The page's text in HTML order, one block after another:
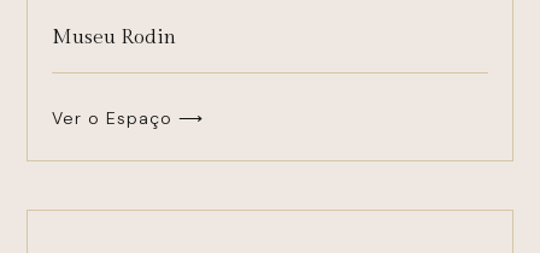
Museu Rodin
Ver o Espaço ⟶